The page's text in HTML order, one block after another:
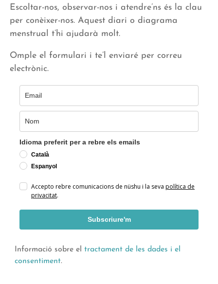
Escoltar-nos, observar-nos i atendre’ns és la clau
per conèixer-nos. Aquest diari o diagrama
menstrual t’hi ajudarà molt.
Omple el formulari i te’l enviaré per correu
electrònic.
Idioma preferit per a rebre els emails
Català
Espanyol
Accepto rebre comunicacions de nüshu i la seva política de
privacitat.
Subscriure'm
Informació sobre el tractament de les dades i el
consentiment.